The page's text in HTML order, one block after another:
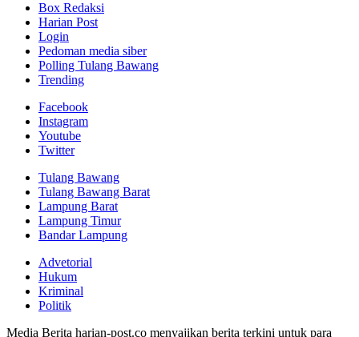
Box Redaksi
Harian Post
Login
Pedoman media siber
Polling Tulang Bawang
Trending
Facebook
Instagram
Youtube
Twitter
Tulang Bawang
Tulang Bawang Barat
Lampung Barat
Lampung Timur
Bandar Lampung
Advetorial
Hukum
Kriminal
Politik
Media Berita harian-post.co menyajikan berita terkini untuk para